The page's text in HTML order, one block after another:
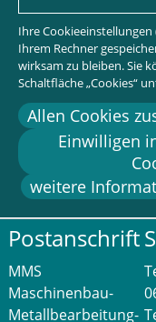
Postanschrift
MMS
Maschinenbau-
Metallbearbeitung-
Ihre
Ihrem Rechner
wirksam zu bleiben. Sie
Schaltfläche „Cookies“
Allen Cookies
Einwilligen
weitere